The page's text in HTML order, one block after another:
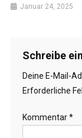
Januar 24, 2025
Schreibe
Deine E-Mail-
Erforderliche
Kommentar*